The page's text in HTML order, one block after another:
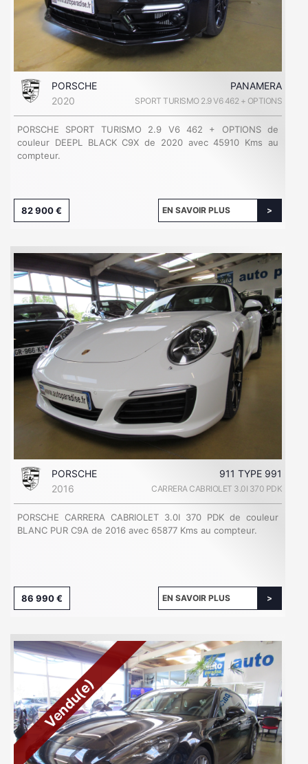
PORSCHE
PANAMERA
2020
SPORT TURISMO 2.9 V6 462 + OPTIONS
PORSCHE SPORT TURISMO 2.9 V6 462 + OPTIONS de
couleur DEEPL BLACK C9X de 2020 avec 45910 Kms au
compteur.
82 900 € EN SAVOIR PLUS
PORSCHE
911 TYPE 991
2016
CARRERA CABRIOLET 3.0I 370 PDK
PORSCHE CARRERA CABRIOLET 3.0I 370 PDK de couleur
BLANC PUR C9A de 2016 avec 65877 Kms au compteur.
86 990 € EN SAVOIR PLUS
Vendu(e)